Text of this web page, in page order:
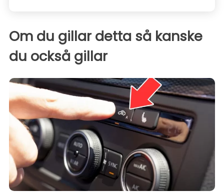
Om du gillar detta så kanske
du också gillar